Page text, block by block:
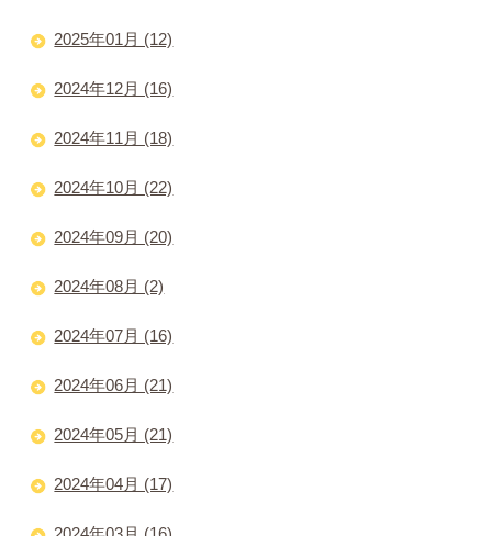
2025年01月 (12)
2024年12月 (16)
2024年11月 (18)
2024年10月 (22)
2024年09月 (20)
2024年08月 (2)
2024年07月 (16)
2024年06月 (21)
2024年05月 (21)
2024年04月 (17)